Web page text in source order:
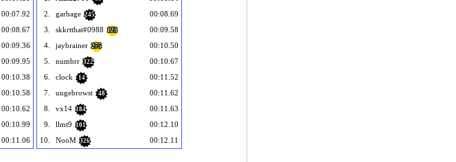
00:07.92
00:08.67
00:09.36
00:09.95
00:10.38
00:10.58
00:10.62
00:10.99
00:11.06
2.
garbage 245
00:08.69
3.
skkrtthat#0988 123
00:09.58
4.
jaybrainer 275
00:10.50
5.
numbrr 322
00:10.67
6.
clock 14
00:11.52
7.
ungebrowst 48
00:11.62
8.
vx14 184
00:11.63
9.
llmt9 101
00:12.10
10.
NooM 326 00:12.11